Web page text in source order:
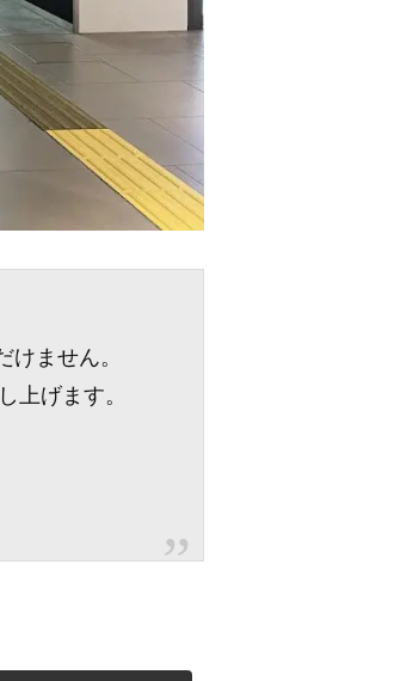
ません。
上げます。